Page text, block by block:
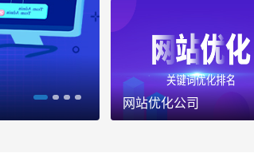
网站优化
网站优化公司